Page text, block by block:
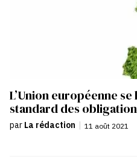
L’Union européenne
standard des
par La rédaction | 11 août 2021